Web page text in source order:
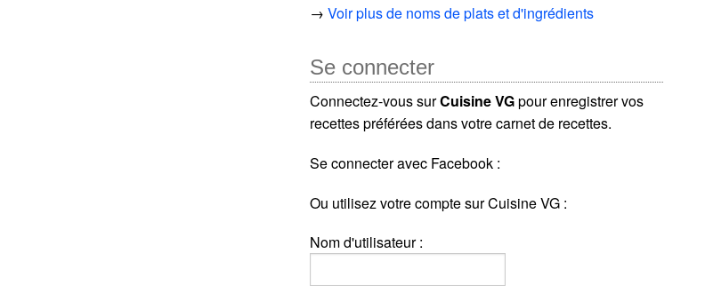
→Voir plus de noms de plats et d'ingrédients
Se connecter
Connectez-vous surCuisine VGpour enregistrer vos
recettes préférées dans votre carnet de recettes.
Se connecter avec Facebook :
Ou utilisez votre compte sur Cuisine VG :
Nom d'utilisateur :